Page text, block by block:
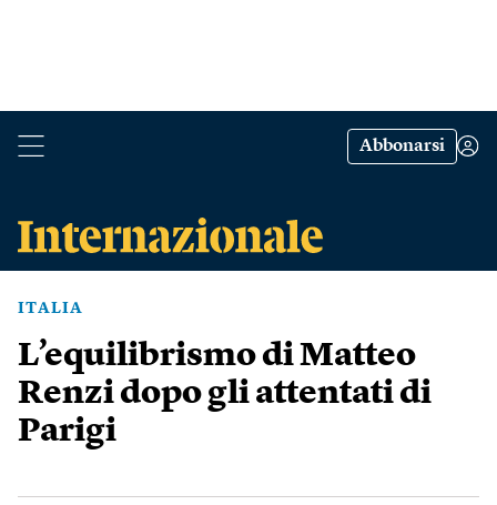
Abbonarsi
ITALIA
L’equilibrismo di Matteo
Renzi dopo gli attentati di
Parigi